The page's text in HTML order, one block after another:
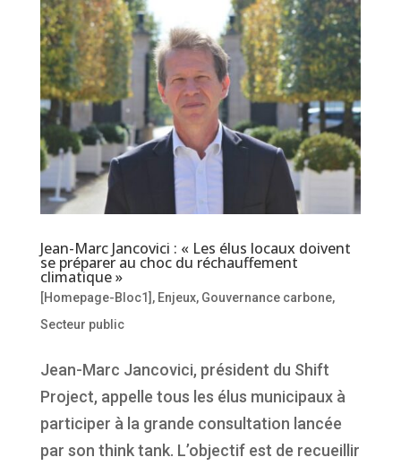
Jean-Marc Jancovici : « Les élus locaux doivent
se préparer au choc du réchauffement
climatique »
[Homepage-Bloc1] , Enjeux, Gouvernance carbone,
Secteur public
Jean-Marc Jancovici, président du Shift
Project, appelle tous les élus municipaux à
participer à la grande consultation lancée
par son think tank. L’objectif est de recueillir